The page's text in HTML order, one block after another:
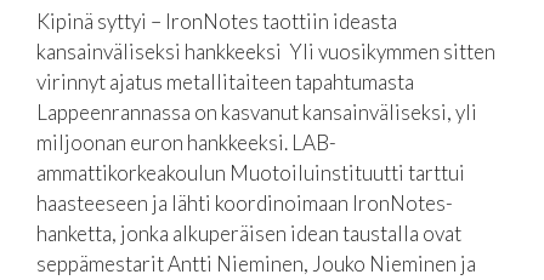
Kipinä syttyi – IronNotes taottiin ideasta
kansainväliseksi hankkeeksi Yli vuosikymmen sitten
virinnyt ajatus metallitaiteen tapahtumasta
Lappeenrannassa on kasvanut kansainväliseksi, yli
miljoonan euron hankkeeksi. LAB-
ammattikorkeakoulun Muotoiluinstituutti tarttui
haasteeseen ja lähti koordinoimaan IronNotes-
hanketta, jonka alkuperäisen idean taustalla ovat
seppämestarit Antti Nieminen, Jouko Nieminen ja